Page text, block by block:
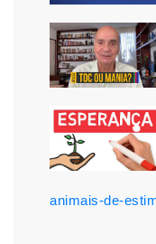
animais-de-